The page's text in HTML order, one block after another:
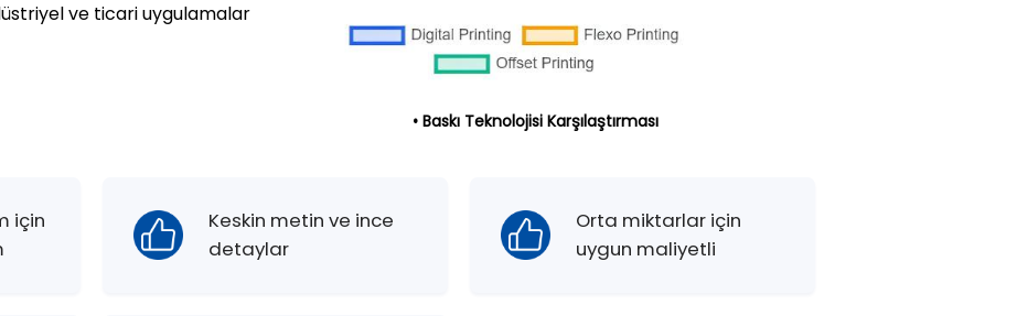
ve ticari uygulamalar
• Baskı Teknolojisi Karşılaştırması
için
Keskin metin ve ince
detaylar
Orta miktarlar için
uygun maliyetli